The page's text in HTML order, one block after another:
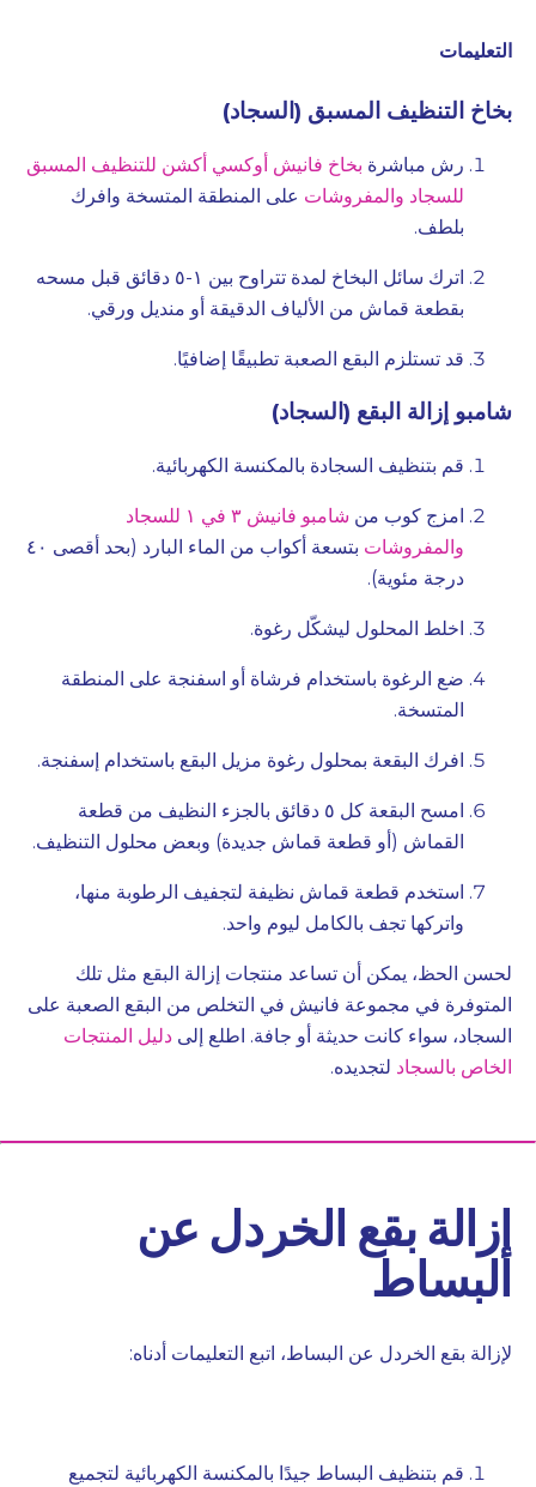
التعليمات
بخاخ التنظيف المسبق (السجاد)
رش مباشرة بخاخ فانيش أوكسي أكشن للتنظيف المسبق
للسجاد والمفروشات على المنطقة المتسخة وافرك
بلطف.
اترك سائل البخاخ لمدة تتراوح بين ١-٥ دقائق قبل مسحه
بقطعة قماش من الألياف الدقيقة أو منديل ورقي.
قد تستلزم البقع الصعبة تطبيقًا إضافيًا.
شامبو إزالة البقع (السجاد)
قم بتنظيف السجادة بالمكنسة الكهربائية.
امزج كوب من
شامبو فانيش ٣ في ١ للسجاد
والمفروشات
بتسعة أكواب من الماء البارد (بحد أقصى ٤٠
درجة مئوية).
اخلط المحلول ليشكّل رغوة.
ضع الرغوة باستخدام فرشاة أو اسفنجة على المنطقة
المتسخة.
افرك البقعة بمحلول رغوة مزيل البقع باستخدام إسفنجة.
امسح البقعة كل ٥ دقائق بالجزء النظيف من قطعة
القماش (أو قطعة قماش جديدة) وبعض محلول التنظيف.
استخدم قطعة قماش نظيفة لتجفيف الرطوبة منها،
واتركها تجف بالكامل ليوم واحد.
لحسن الحظ، يمكن أن تساعد منتجات إزالة البقع مثل تلك
المتوفرة في مجموعة فانيش في التخلص من البقع الصعبة على
السجاد، سواء كانت حديثة أو جافة. اطلع إلى دليل المنتجات
الخاص بالسجاد لتجديده.
إزالة بقع الخردل عن
البساط
لإزالة بقع الخردل عن البساط، اتبع التعليمات أدناه:
قم بتنظيف البساط جيدًا بالمكنسة الكهربائية لتجميع